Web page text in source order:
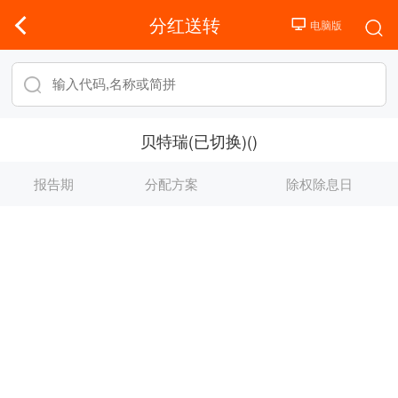
分红送转
贝特瑞(已切换)()
报告期 分配方案 除权除息日